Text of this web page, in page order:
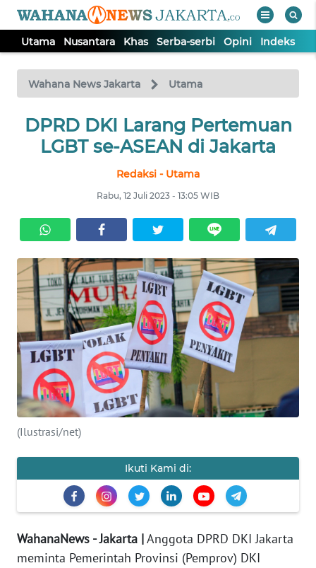
Utama Nusantara Khas Serba-serbi Opini Indeks
Wahana News Jakarta Utama
DPRD DKI Larang Pertemuan
LGBT se-ASEAN di Jakarta
Redaksi - Utama
Rabu, 12 Juli 2023 - 13:05 WIB
(Ilustrasi/net)
Ikuti Kami di:
WahanaNews - Jakarta |Anggota DPRD DKI Jakarta
meminta Pemerintah Provinsi (Pemprov) DKI
TV
Tutup
UTAMA
SERBA-
SERBI
OPINI
Informasi
INDEKS
BERITA
KONTAK
KAMI
KAMI